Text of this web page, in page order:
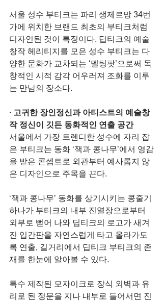
서울 성수 부티크는 파리 생제르망 34번
가에 위치한 브랜드 최초의 부티크처럼
디자인된 것이 특징이다. 딥티크의 예술
창작 헤리티지를 모은 성수 부티크는 다
양한 문화가 교차되는 ‘멜팅팟’으로써 독
창적인 시적 감각 어우러져 조화를 이루
는 만남의 장소다.
∙ 고귀한 장인정신과 아티스트의 예술창
작 정신이 깃든 동화적인 연출 공간
서울에서 가장 트렌디한 성수에 자리 잡
은 부티크는 동화 ‘잭과 콩나무’에서 영감
을 받은 콘셉트로 외관부터 예사롭지 않
은 디자인으로 주목을 끈다.
‘잭과 콩나무’ 동화를 상기시키는 콩줄기
하나가 부티크의 내부 진열장으로부터
외부로 뻗어 나와 딥티크의 로고가 새겨
진 입간판을 자연스럽게 타고 올라가도
록 연출, 길거리에서 딥티크 부티크의 존
재를 한눈에 알아볼 수 있다.
특수 제작된 모자이크로 장식 외벽과 유
리로 된 정문을 지나 내부로 들어서면 진